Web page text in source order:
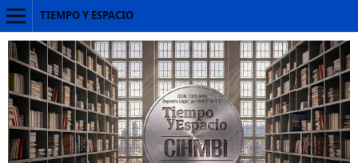
TIEMPO Y ESPACIO